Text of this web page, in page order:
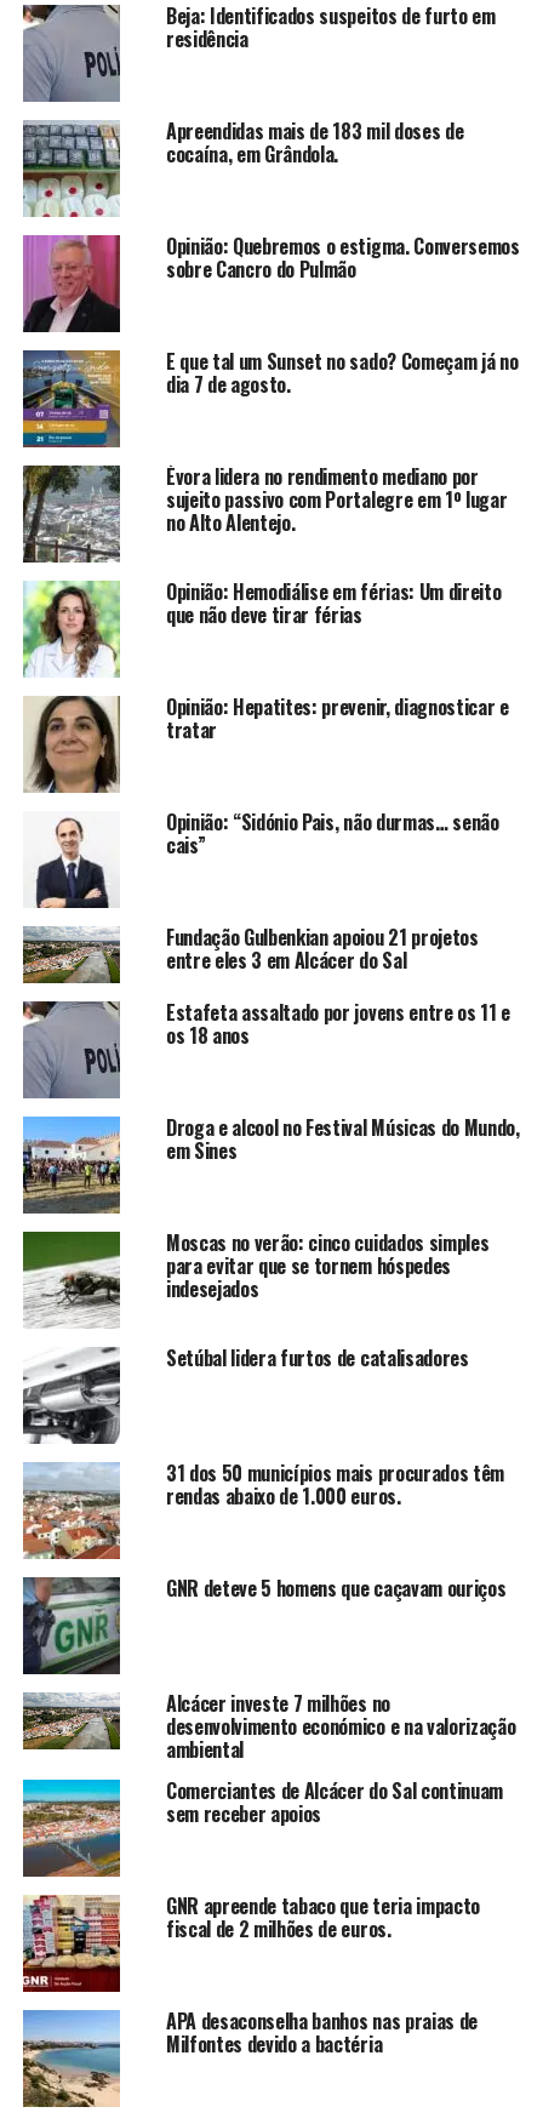
Beja: Identificados suspeitos de furto em
residência
Apreendidas mais de 183 mil doses de
cocaína, em Grândola.
Opinião: Quebremos o estigma. Conversemos
sobre Cancro do Pulmão
E que tal um Sunset no sado? Começam já no
dia 7 de agosto.
Évora lidera no rendimento mediano por
sujeito passivo com Portalegre em 1º lugar
no Alto Alentejo.
Opinião: Hemodiálise em férias: Um direito
que não deve tirar férias
Opinião: Hepatites: prevenir, diagnosticar e
tratar
Opinião: “Sidónio Pais, não durmas… senão
cais”
Fundação Gulbenkian apoiou 21 projetos
entre eles 3 em Alcácer do Sal
Estafeta assaltado por jovens entre os 11 e
os 18 anos
Droga e alcool no Festival Músicas do Mundo,
em Sines
Moscas no verão: cinco cuidados simples
para evitar que se tornem hóspedes
indesejados
Setúbal lidera furtos de catalisadores
31 dos 50 municípios mais procurados têm
rendas abaixo de 1.000 euros.
GNR deteve 5 homens que caçavam ouriços
Alcácer investe 7 milhões no
desenvolvimento económico e na valorização
ambiental
Comerciantes de Alcácer do Sal continuam
sem receber apoios
GNR apreende tabaco que teria impacto
fiscal de 2 milhões de euros.
APA desaconselha banhos nas praias de
Milfontes devido a bactéria